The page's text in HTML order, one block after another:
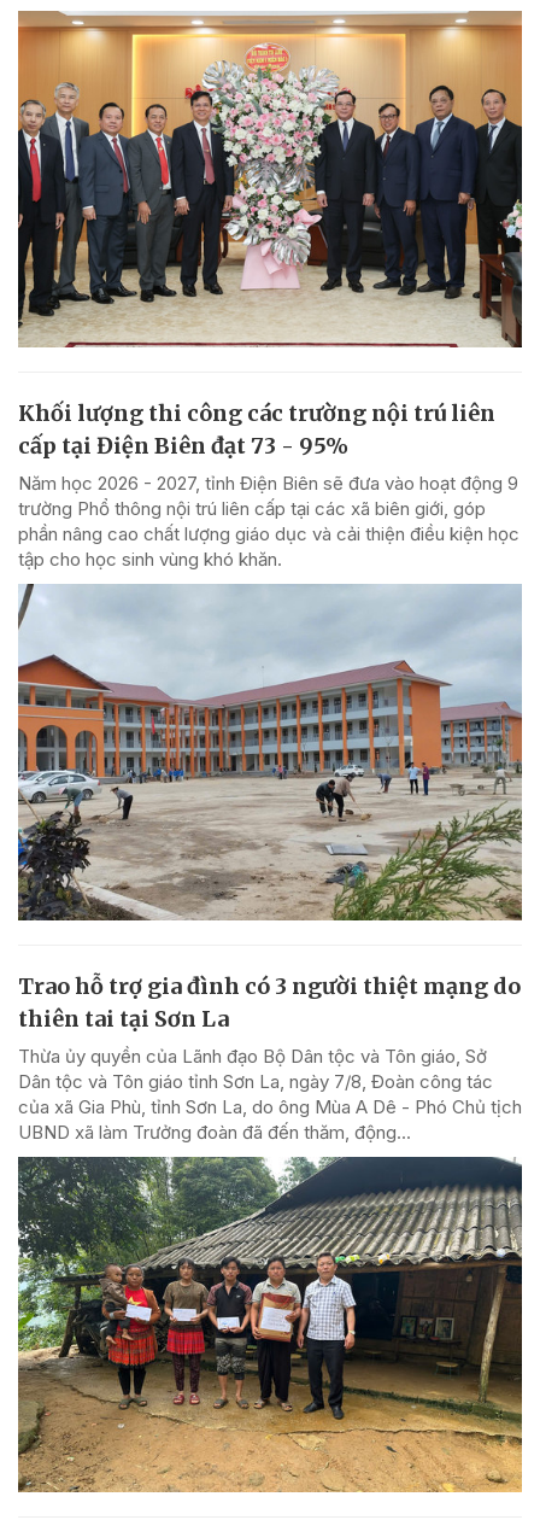
Khối lượng thi công các trường nội trú liên
cấp tại Điện Biên đạt 73 - 95%
Năm học 2026 - 2027, tỉnh Điện Biên sẽ đưa vào hoạt động 9
trường Phổ thông nội trú liên cấp tại các xã biên giới, góp
phần nâng cao chất lượng giáo dục và cải thiện điều kiện học
tập cho học sinh vùng khó khăn.
Trao hỗ trợ gia đình có 3 người thiệt mạng do
thiên tai tại Sơn La
Thừa ủy quyền của Lãnh đạo Bộ Dân tộc và Tôn giáo, Sở
Dân tộc và Tôn giáo tỉnh Sơn La, ngày 7/8, Đoàn công tác
của xã Gia Phù, tỉnh Sơn La, do ông Mùa A Dê - Phó Chủ tịch
UBND xã làm Trưởng đoàn đã đến thăm, động...